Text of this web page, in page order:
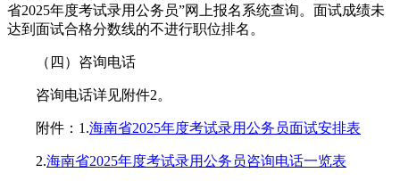
省2025年度考试录用公务员”网上报名系统查询。面试成绩未
达到面试合格分数线的不进行职位排名。
（四）咨询电话
咨询电话详见附件2。
附件：1.海南省2025年度考试录用公务员面试安排表
2.海南省2025年度考试录用公务员咨询电话一览表